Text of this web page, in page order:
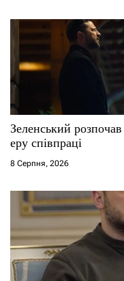
в
Зеленський
еру співпраці
8 Серпня, 2026